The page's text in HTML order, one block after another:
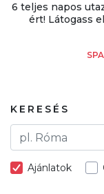
6 teljes napos
ért! Látogass
KERESÉS
Ajánlatok